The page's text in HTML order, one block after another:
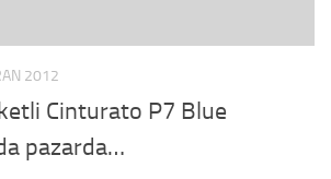
2012
Cinturato P7 Blue
pazarda…